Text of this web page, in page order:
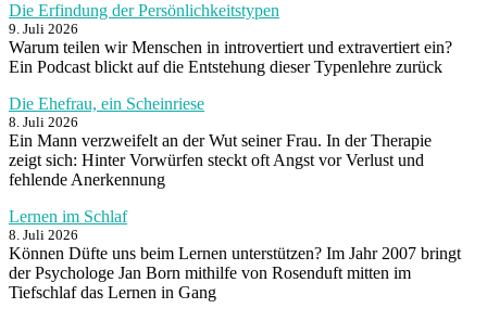
Die Erfindung der Persönlichkeitstypen
9. Juli 2026
Warum teilen wir Menschen in introvertiert und extravertiert ein?
Ein Podcast blickt auf die Entstehung dieser Typenlehre zurück
Die Ehefrau, ein Scheinriese
8. Juli 2026
Ein Mann verzweifelt an der Wut seiner Frau. In der Therapie
zeigt sich: Hinter Vorwürfen steckt oft Angst vor Verlust und
fehlende Anerkennung
Lernen im Schlaf
8. Juli 2026
Können Düfte uns beim Lernen unterstützen? Im Jahr 2007 bringt
der Psychologe Jan Born mithilfe von Rosenduft mitten im
Tiefschlaf das Lernen in Gang